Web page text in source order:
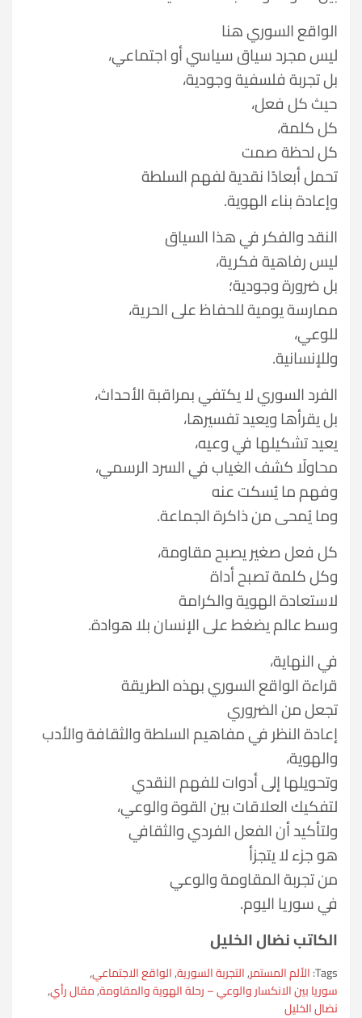
الواقع السوري هنا
ليس مجرد سياق سياسي أو اجتماعي،
بل تجربة فلسفية وجودية،
حيث كل فعل،
كل كلمة،
كل لحظة صمت
تحمل أبعادًا نقدية لفهم السلطة
وإعادة بناء الهوية.
النقد والفكر في هذا السياق
ليس رفاهية فكرية،
بل ضرورة وجودية؛
ممارسة يومية للحفاظ على الحرية،
للوعي،
وللإنسانية.
الفرد السوري لا يكتفي بمراقبة الأحداث،
بل يقرأها ويعيد تفسيرها،
يعيد تشكيلها في وعيه،
محاولًا كشف الغياب في السرد الرسمي،
وفهم ما يُسكت عنه
وما يُمحى من ذاكرة الجماعة.
كل فعل صغير يصبح مقاومة،
وكل كلمة تصبح أداة
لاستعادة الهوية والكرامة
وسط عالم يضغط على الإنسان بلا هوادة.
في النهاية،
قراءة الواقع السوري بهذه الطريقة
تجعل من الضروري
إعادة النظر في مفاهيم السلطة والثقافة والأدب
والهوية،
وتحويلها إلى أدوات للفهم النقدي
لتفكيك العلاقات بين القوة والوعي،
ولتأكيد أن الفعل الفردي والثقافي
هو جزء لا يتجزأ
من تجربة المقاومة والوعي
في سوريا اليوم.
الكاتب نضال الخليل
Tags: الألم المستمر,التجربة السورية,الواقع الاجتماعي,
سوريا بين الانكسار والوعي – رحلة الهوية والمقاومة,مقال رأي,
نضال الخليل